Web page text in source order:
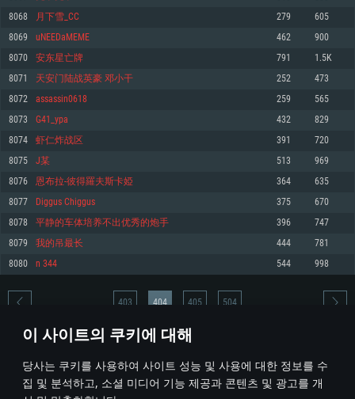
이 사이트의 쿠키에 대해
당사는 쿠키를 사용하여 사이트 성능 및 사용에 대한 정보를 수
집 및 분석하고, 소셜 미디어 기능 제공과 콘텐츠 및 광고를 개
운영체제: Windows 10 (64 bit)
프로세서: 2.2 GHz 듀얼코어 이상
메모리: 4GB
그래픽 카드: DirectX 11 이상을 지원하는 AMD Radeon 77XX / NVIDIA
GeForce GT 660. 최소 사양 해상도: 720p
네트워크: 브로드밴드 인터넷
여유 저장 공간: 22.1 GB (최소 클라이언트)
권장 사양
570 혹은 그 이상
여유 저장 공간: 62.2 GB (전체 클라이언트)
운영체제: Mac OS Big Sur 11.0
프로세서: 최소 2.2 GHz의 Core i5 (Intel Xeon 은 지원하지 않습니다)
메모리: 6 GB
그래픽 카드: Metal 을 지원하는 Intel Iris Pro 5200 (Mac), 혹은 이와 비슷한 성
능을 가지는 Mac 버전의 AMD/Nvidia. 최소 해상도: 720p
네트워크: 브로드밴드 인터넷
여유 저장 공간: 22.1 GB (최소 클라이언트)
권장 사양
네트워크: 브로드밴드 인터넷
여유 저장 공간: 62.2 GB (전체 클라이언트)
운영체제: 64bit Linux 중 최신 버전
프로세서: 2.4 GHz 듀얼코어
메모리: 4 GB
그래픽 카드: Vulkan 을 지원하고, 최신 그래픽 드라이버를 지원하는 NVIDIA
660 (6개월 미만) 혹은 그와 동급의 성능을 가지며 최신 그래픽 드라이버를 지
원하는 AMD (6개월 미만; 최소사양 지원 해상도 720p)
네트워크: 브로드밴드 인터넷
여유 저장 공간: 22.1 GB (최소 클라이언트)
권장 사양
운영체제: Ubuntu 20.04 64bit
프로세서: Intel Core i7
메모리: 16 GB
그래픽 카드: Vulkan 을 지원하고, 최신 그래픽 드라이버를 지원하는 NVIDIA
1060 (6개월 미만) 혹은 그와 동급의 성능을 가지며 최신 그래픽 드라이버를
지원하는 AMD RX 570 (6개월 미만; 최소사양 지원 해상도 720p) 이상
여유 저장 공간: 62.2 GB (전체 클라이언트)
8068 月下雪_CC 279 605
8069 uNEEDaMEME 462 900
8070 安东星亡牌 791 1.5K
8071 天安门陆战英豪 邓小干 252 473
8072 assassin0618 259 565
8073 G41_ypa 432 829
8074 虾仁炸战区 391 720
8075 J某 513 969
8076 恩布拉-彼得羅夫斯卡婭 364 635
8077 Diggus Chiggus 375 670
8078 平静的车体培养不出优秀的炮手 396 747
8079 我的吊最长 444 781
8080 n 344 544 998
* 순위표는 매일 1회 갱신됩니다
403 404 405 504